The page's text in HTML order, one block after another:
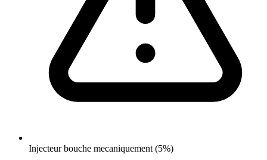
Injecteur bouche mecaniquement (5%)